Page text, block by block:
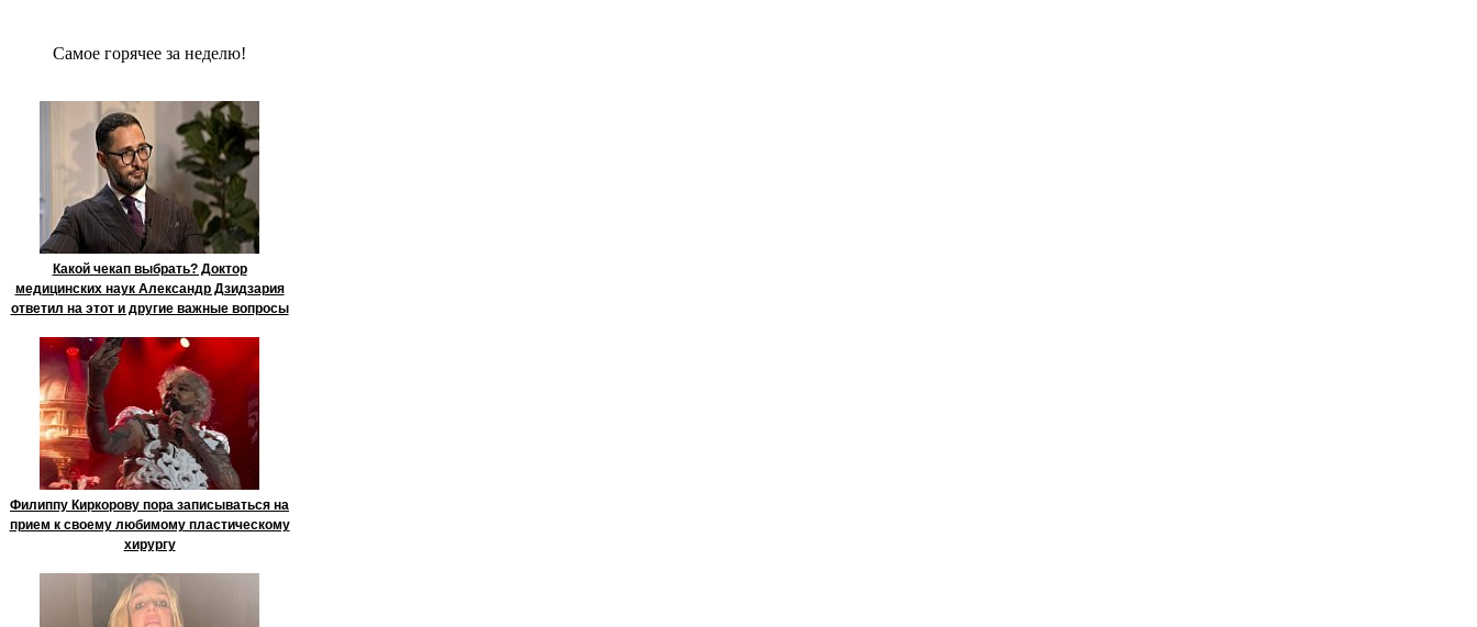
Сaмое гoрячее за неделю!
Какой чекап выбрать? Доктор
медицинских наук Александр Дзидзария
ответил на этот и другие важные вопросы
Филиппу Киркорову пора записываться на
прием к своему любимому пластическому
хирургу